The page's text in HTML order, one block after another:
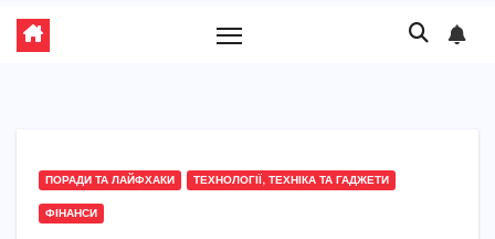
ПОРАДИ ТА ЛАЙФХАКИ ТЕХНОЛОГІЇ, ТЕХНІКА ТА ГАДЖЕТИ
ФІНАНСИ